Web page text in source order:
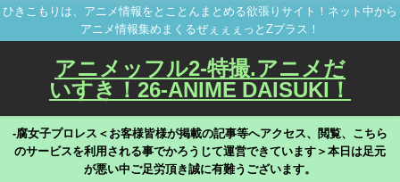
ひきこもりは、アニメ情報をとことんまとめる欲張りサイト！ネット中から
アニメ情報集めまくるぜぇぇぇっとZプラス！
アニメッフル2-特撮.アニメだ
いすき！26-ANIME DAISUKI！
-腐女子プロレス＜お客様皆様が掲載の記事等へアクセス、閲覧、こちら
のサービスを利用される事でかろうじて運営できています＞本日は足元
が悪い中ご足労頂き誠に有難うございます。